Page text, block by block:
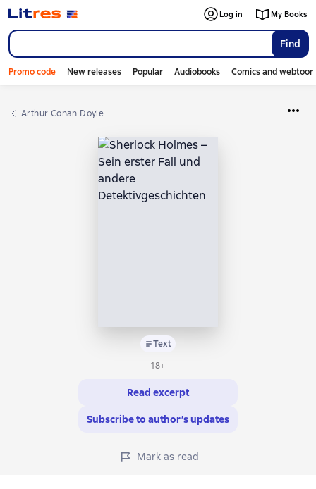
Find
Log in My Books
Promo code New releases Popular Audiobooks Comics and
Arthur Conan Doyle
Text
18+
Read excerpt
Subscribe to author’s updates
Mark as read